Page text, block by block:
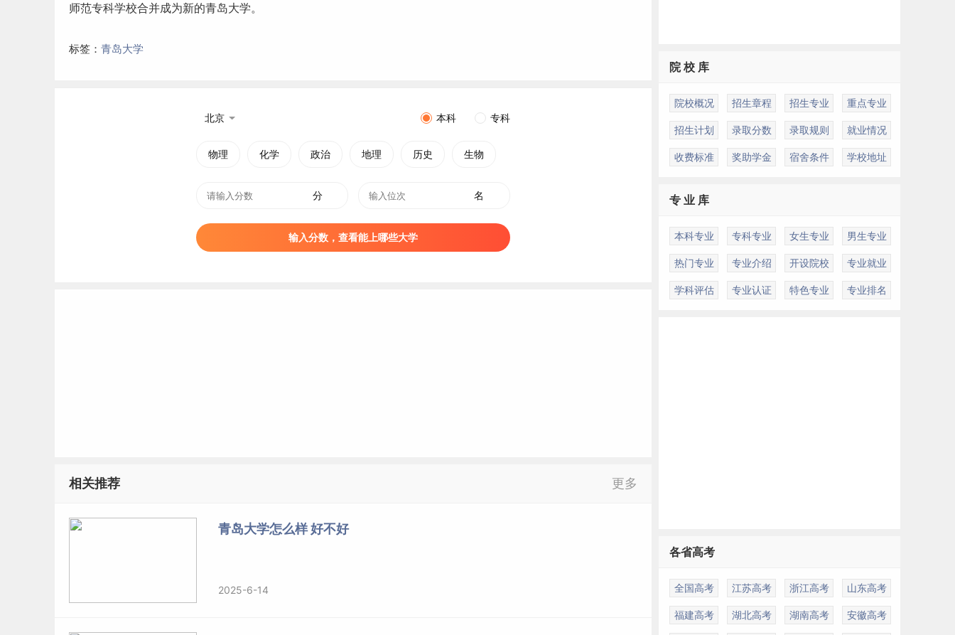
师范专科学校合并成为新的青岛大学。
标签： 青岛大学
北京 本科 专科
物理 化学 政治 地理 历史 生物
分 名
输入分数，查看能上哪些大学
相关推荐 更多
青岛大学怎么样 好不好
2025-6-14
院 校 库
院校概况 招生章程 招生专业 重点专业
招生计划 录取分数 录取规则 就业情况
收费标准 奖助学金 宿舍条件 学校地址
专 业 库
本科专业 专科专业 女生专业 男生专业
热门专业 专业介绍 开设院校 专业就业
学科评估 专业认证 特色专业 专业排名
各省高考
全国高考 江苏高考 浙江高考 山东高考
福建高考 湖北高考 湖南高考 安徽高考